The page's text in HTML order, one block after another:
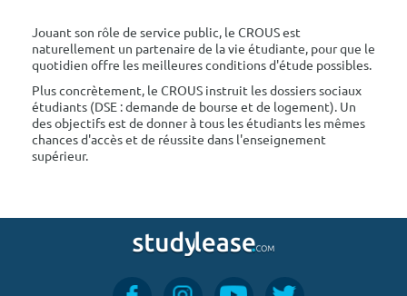
Jouant son rôle de service public, le CROUS est
naturellement un partenaire de la vie étudiante, pour que le
quotidien offre les meilleures conditions d'étude possibles.
Plus concrètement, le CROUS instruit les dossiers sociaux
étudiants (DSE : demande de bourse et de logement). Un
des objectifs est de donner à tous les étudiants les mêmes
chances d'accès et de réussite dans l'enseignement
supérieur.